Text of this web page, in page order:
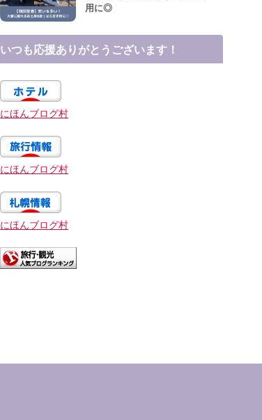
用に◎
いつも応援ありがとうございます！
にほんブログ村
にほんブログ村
にほんブログ村